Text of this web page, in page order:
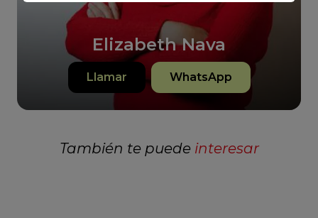
Elizabeth Nava
Llamar WhatsApp
También te puede interesar